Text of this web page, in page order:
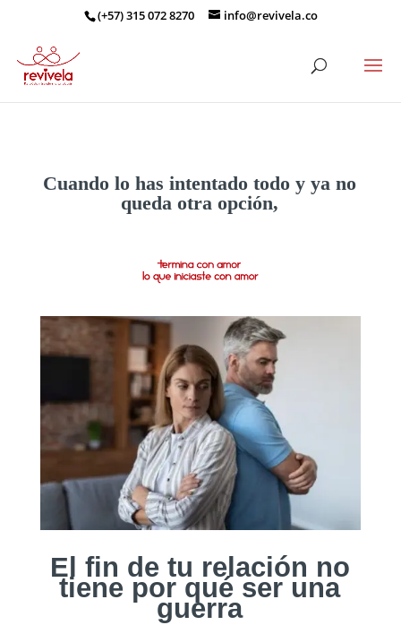
(+57) 315 072 8270 info@revivela.co
Cuando lo has intentado todo y ya no
queda otra opción,
El fin de tu relación no
tiene por qué ser una
guerra